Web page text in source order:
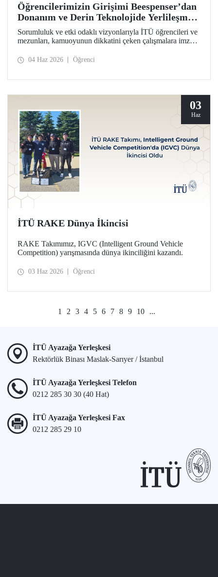
Öğrencilerimizin Girişimi Beespenser’dan
Donanım ve Derin Teknolojide Yerlileşme
İçin Dikkat Çekici Hamle
Sorumluluk ve etki odaklı vizyonlarıyla İTÜ öğrencileri ve
mezunları, kamuoyunun dikkatini çeken çalışmalara imza
yolculuğunun somutlaşan örnekleri arasında Beespenser de
04 Haz 2026 Öğrenci
03
Haz
İTÜ RAKE Dünya İkincisi
RAKE Takımımız, IGVC (Intelligent Ground Vehicle
Competition) yarışmasında dünya ikinciliğini kazandı.
03 Haz 2026 Öğrenci
1 2 3 4 5 6 7 8 9 10 ...
İTÜ Ayazağa Yerleşkesi
Rektörlük Binası Maslak-Sarıyer / İstanbul
İTÜ Ayazağa Yerleşkesi Telefon
0212 285 30 30 (40 Hat)
İTÜ Ayazağa Yerleşkesi Fax
0212 285 29 10